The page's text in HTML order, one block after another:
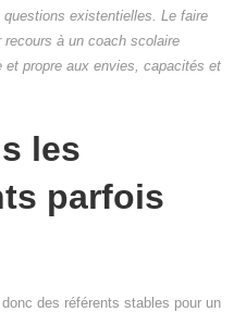
existentielles. Le faire
à un coach scolaire
et propre aux envies, capacités et
les
parfois
des référents stables pour un